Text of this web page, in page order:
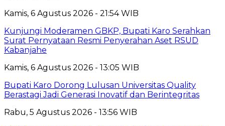
Kamis, 6 Agustus 2026 - 21:54 WIB
Kunjungi Moderamen GBKP, Bupati Karo Serahkan
Surat Pernyataan Resmi Penyerahan Aset RSUD
Kabanjahe
Kamis, 6 Agustus 2026 - 13:05 WIB
Bupati Karo Dorong Lulusan Universitas Quality
Berastagi Jadi Generasi Inovatif dan Berintegritas
Rabu, 5 Agustus 2026 - 13:56 WIB